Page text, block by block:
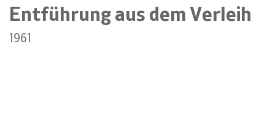
Entführung aus dem Verleih
1961